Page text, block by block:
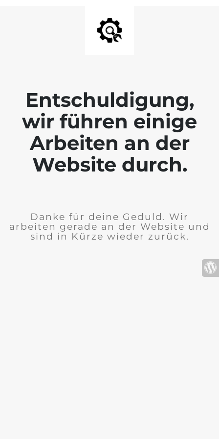
Entschuldigung,
wir führen einige
Arbeiten an der
Website durch.
Danke für deine Geduld. Wir
arbeiten gerade an der Website und
sind in Kürze wieder zurück.